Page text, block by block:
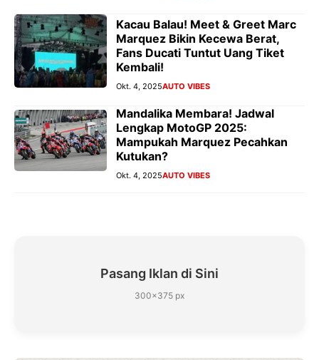
Kacau Balau! Meet & Greet Marc
Marquez Bikin Kecewa Berat,
Fans Ducati Tuntut Uang Tiket
Kembali!
Okt. 4, 2025AUTO VIBES
Mandalika Membara! Jadwal
Lengkap MotoGP 2025:
Mampukah Marquez Pecahkan
Kutukan?
Okt. 4, 2025AUTO VIBES
Pasang Iklan di Sini
300×375 px